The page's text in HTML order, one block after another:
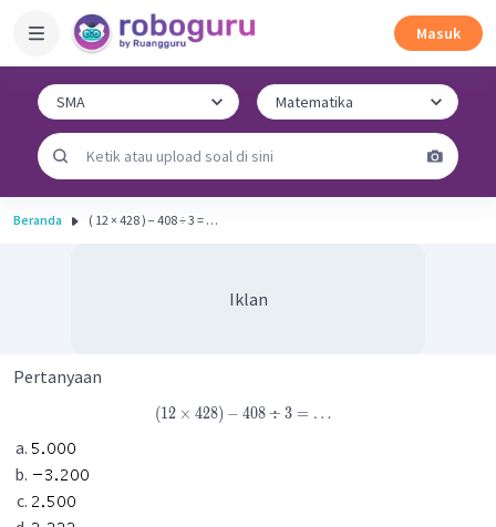
Masuk
Beranda ( 12 × 428 ) − 408 ÷ 3 = …
Iklan
Pertanyaan
(12 × 428) − 408 ÷ 3 = …